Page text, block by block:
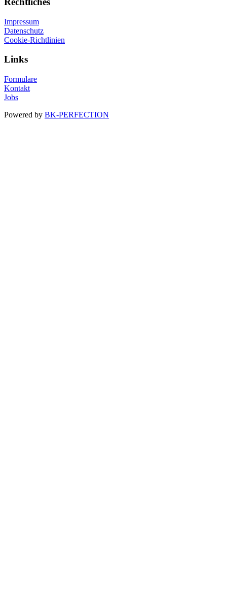
Impressum
Datenschutz
Cookie-Richtlinien
Links
Formulare
Kontakt
Jobs
Powered by BK-PERFECTION